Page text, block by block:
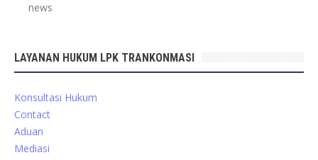
news
LAYANAN HUKUM LPK TRANKONMASI
Konsultasi Hukum
Contact
Aduan
Mediasi